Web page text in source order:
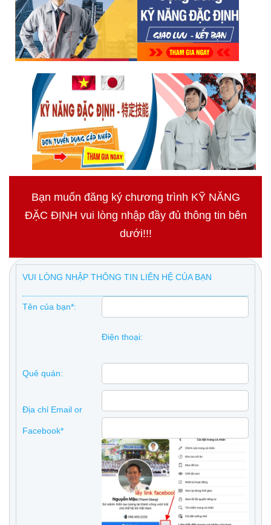
Bạn muốn đăng ký chương trình KỸ NĂNG
ĐẶC ĐỊNH vui lòng nhập đầy đủ thông tin bên
dưới!!!
VUI LÒNG NHẬP THÔNG TIN LIÊN HỆ CỦA BẠN
Tên của bạn*:
Điện thoại:
Quê quán:
Địa chỉ Email or
Facebook*